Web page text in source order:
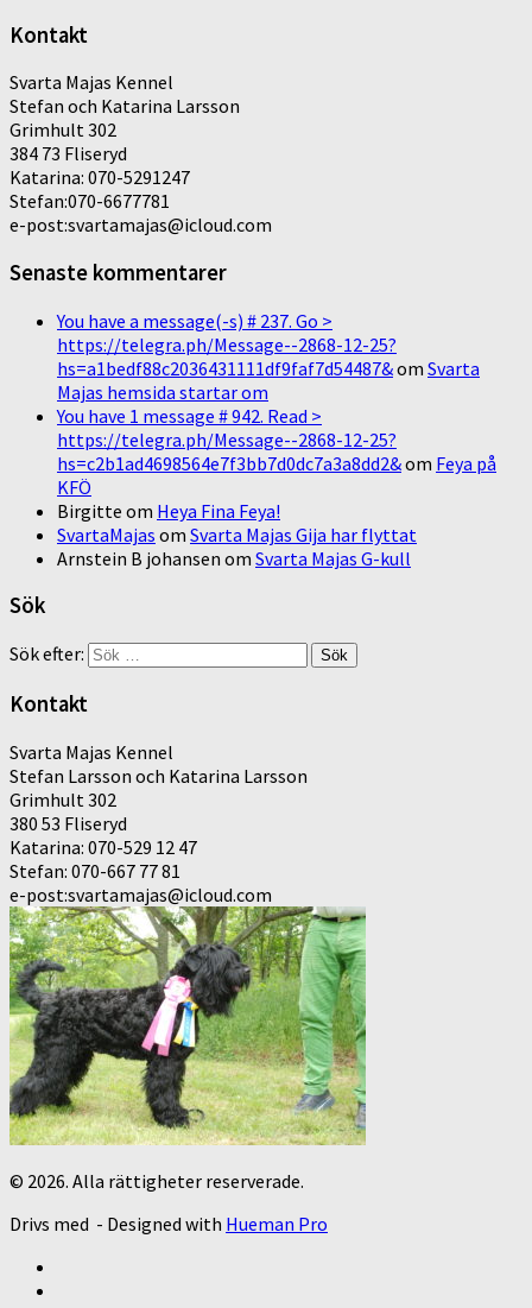
Kontakt
Svarta Majas Kennel
Stefan och Katarina Larsson
Grimhult 302
384 73 Fliseryd
Katarina: 070-5291247
Stefan:070-6677781
e-post:svartamajas@icloud.com
Senaste kommentarer
You have a message(-s) # 237. Go >
https://telegra.ph/Message--2868-12-25?
hs=a1bedf88c2036431111df9faf7d54487&om Svarta
Majas hemsida startar om
You have 1 message # 942. Read >
https://telegra.ph/Message--2868-12-25?
hs=c2b1ad4698564e7f3bb7d0dc7a3a8dd2&om Feya på
KFÖ
Birgitte om Heya Fina Feya!
SvartaMajas om Svarta Majas Gija har flyttat
Arnstein B johansen om Svarta Majas G-kull
Sök
Sök efter:
Kontakt
Svarta Majas Kennel
Stefan Larsson och Katarina Larsson
Grimhult 302
380 53 Fliseryd
Katarina: 070-529 12 47
Stefan: 070-667 77 81
e-post:svartamajas@icloud.com
© 2026. Alla rättigheter reserverade.
Drivs med - Designed with Hueman Pro